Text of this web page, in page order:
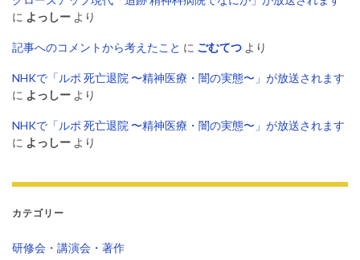
に よっしー より
記事へのコメントから考えたこと に ごむてつ より
NHKで「ルポ 死亡退院 〜精神医療・闇の実態〜」が放送されます
に よっしー より
NHKで「ルポ 死亡退院 〜精神医療・闇の実態〜」が放送されます
に よっしー より
カテゴリー
研修会・講演会・著作